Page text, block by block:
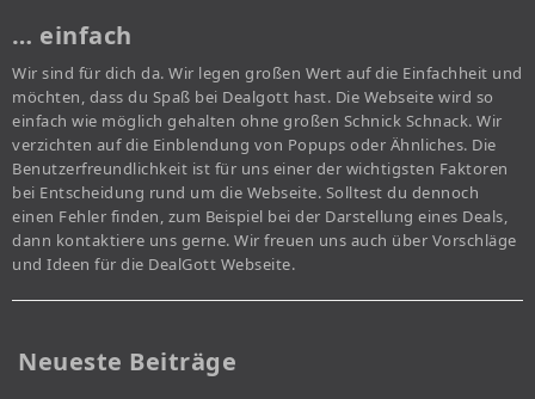
… einfach
Wir sind für dich da. Wir legen großen Wert auf die Einfachheit und
möchten, dass du Spaß bei Dealgott hast. Die Webseite wird so
einfach wie möglich gehalten ohne großen Schnick Schnack. Wir
verzichten auf die Einblendung von Popups oder Ähnliches. Die
Benutzerfreundlichkeit ist für uns einer der wichtigsten Faktoren
bei Entscheidung rund um die Webseite. Solltest du dennoch
einen Fehler finden, zum Beispiel bei der Darstellung eines Deals,
dann kontaktiere uns gerne. Wir freuen uns auch über Vorschläge
und Ideen für die DealGott Webseite.
Neueste Beiträge